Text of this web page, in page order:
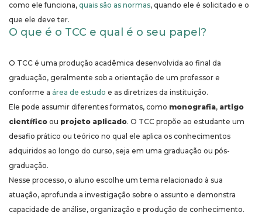
como ele funciona, quais são as normas, quando ele é solicitado e o
que ele deve ter.
O que é o TCC e qual é o seu papel?
O TCC é uma produção acadêmica desenvolvida ao final da
graduação, geralmente sob a orientação de um professor e
conforme a área de estudo e as diretrizes da instituição.
Ele pode assumir diferentes formatos, como monografia, artigo
científico ou projeto aplicado. O TCC propõe ao estudante um
desafio prático ou teórico no qual ele aplica os conhecimentos
adquiridos ao longo do curso, seja em uma graduação ou pós-
graduação.
Nesse processo, o aluno escolhe um tema relacionado à sua
atuação, aprofunda a investigação sobre o assunto e demonstra
capacidade de análise, organização e produção de conhecimento.